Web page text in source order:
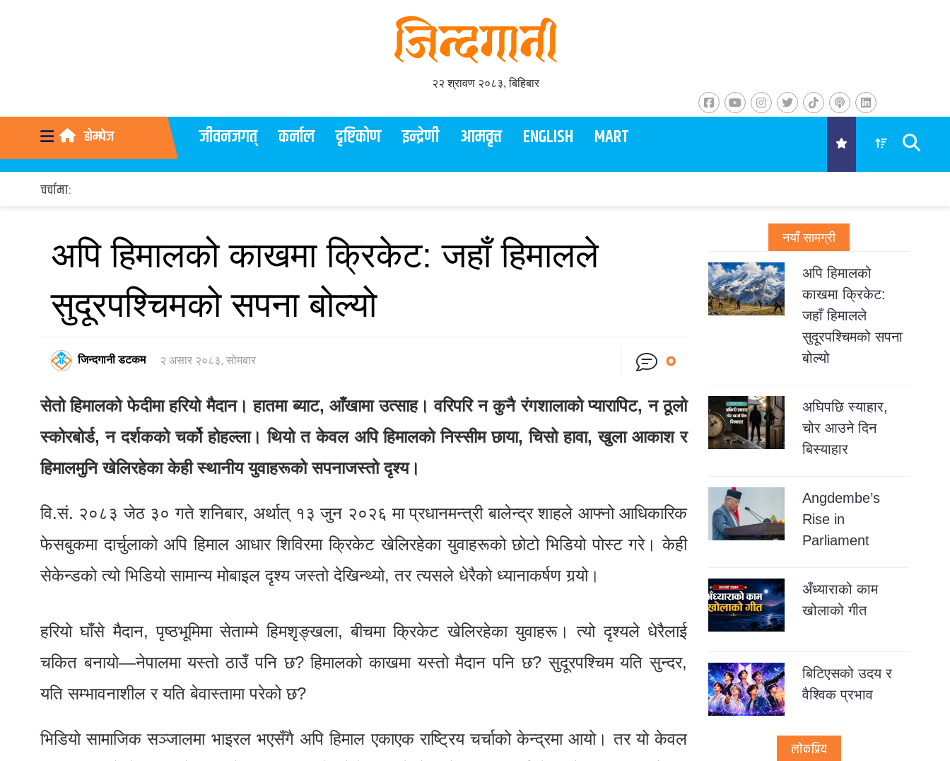
२२ श्रावण २०८३, बिहिबार
होमपेज जीवनजगत् कर्नाल दृष्टिकोण इन्द्रेणी आमवृत्त ENGLISH MART
चर्चामा:
अपि हिमालको काखमा क्रिकेट: जहाँ हिमालले
सुदूरपश्चिमको सपना बोल्यो
जिन्दगानी डटकम २ असार २०८३, सोमबार ०
सेतो हिमालको फेदीमा हरियो मैदान। हातमा ब्याट, आँखामा उत्साह। वरिपरि न कुनै रंगशालाको प्यारापिट, न ठूलो
स्कोरबोर्ड, न दर्शकको चर्को होहल्ला। थियो त केवल अपि हिमालको निस्सीम छाया, चिसो हावा, खुला आकाश र
हिमालमुनि खेलिरहेका केही स्थानीय युवाहरूको सपनाजस्तो दृश्य।
वि.सं. २०८३ जेठ ३० गते शनिबार, अर्थात् १३ जुन २०२६ मा प्रधानमन्त्री बालेन्द्र शाहले आफ्नो आधिकारिक
फेसबुकमा दार्चुलाको अपि हिमाल आधार शिविरमा क्रिकेट खेलिरहेका युवाहरूको छोटो भिडियो पोस्ट गरे। केही
सेकेन्डको त्यो भिडियो सामान्य मोबाइल दृश्य जस्तो देखिन्थ्यो, तर त्यसले धेरैको ध्यानाकर्षण गर्‍यो।
हरियो घाँसे मैदान, पृष्ठभूमिमा सेताम्मे हिमशृङ्खला, बीचमा क्रिकेट खेलिरहेका युवाहरू। त्यो दृश्यले धेरैलाई
चकित बनायो—नेपालमा यस्तो ठाउँ पनि छ? हिमालको काखमा यस्तो मैदान पनि छ? सुदूरपश्चिम यति सुन्दर,
यति सम्भावनाशील र यति बेवास्तामा परेको छ?
भिडियो सामाजिक सञ्जालमा भाइरल भएसँगै अपि हिमाल एकाएक राष्ट्रिय चर्चाको केन्द्रमा आयो। तर यो केवल
नयाँ सामग्री
अपि हिमालको
काखमा क्रिकेट:
जहाँ हिमालले
सुदूरपश्चिमको सपना
बोल्यो
अघिपछि स्याहार,
चोर आउने दिन
बिस्याहार
Angdembe’s
Rise in
Parliament
अँध्याराको काम
खोलाको गीत
बिटिएसको उदय र
वैश्विक प्रभाव
लोकप्रिय